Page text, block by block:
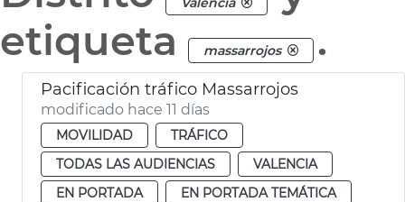
etiqueta
massarrojos .
Pacificación tráfico Massarrojos
modificado hace 11 días
MOVILIDAD
TRÁFICO
TODAS LAS AUDIENCIAS
VALENCIA
EN PORTADA
EN PORTADA TEMÁTICA